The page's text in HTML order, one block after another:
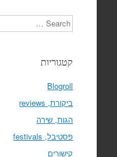
Search
קטגוריות
Blogroll
ביקורת, reviews
הגות, שירה
פסטיבל, festivals
קישורים